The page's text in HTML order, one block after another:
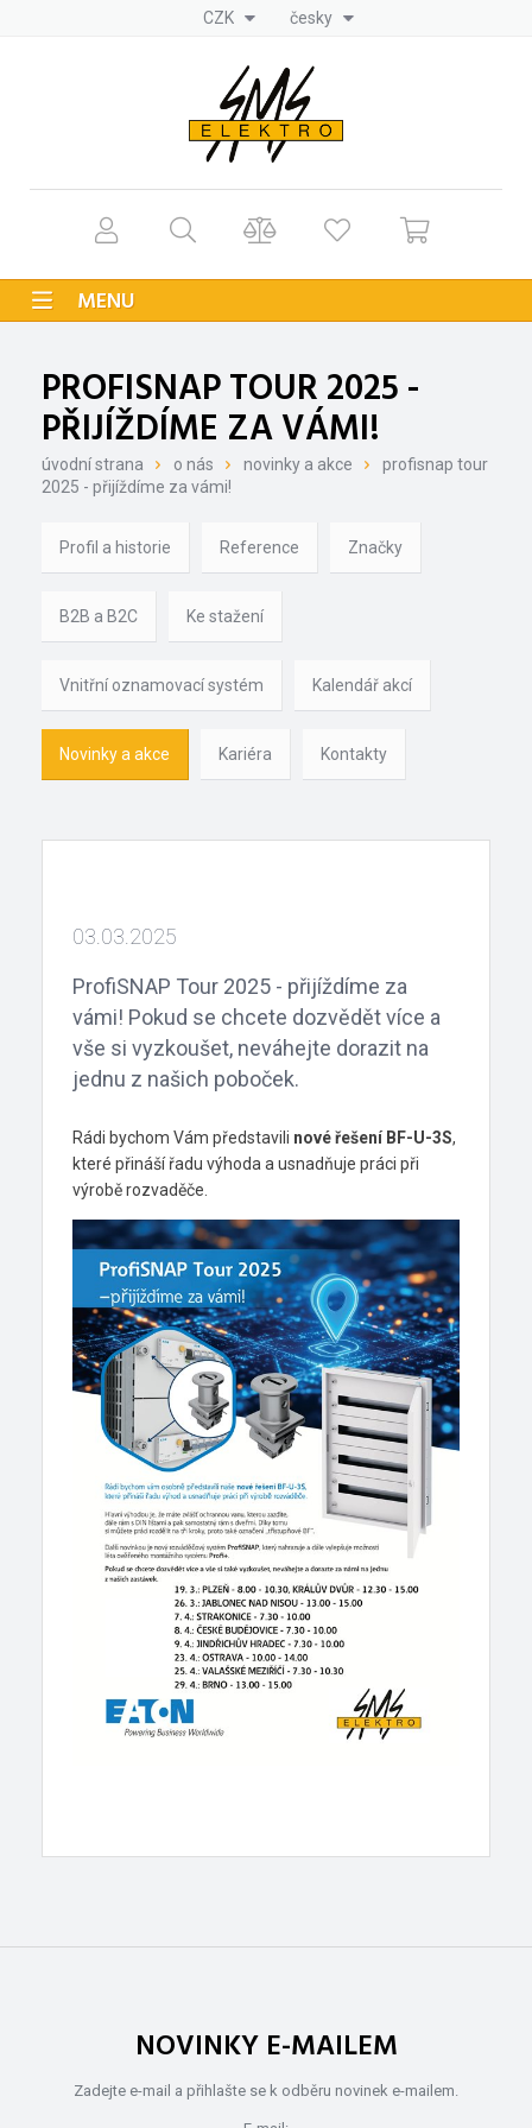
CZK česky
MENU
PROFISNAP TOUR 2025 -
PŘIJÍŽDÍME ZA VÁMI!
úvodní strana o nás novinky a akce
profisnap tour
2025 - přijíždíme za vámi!
Profil a historie Reference Značky
B2B a B2C Ke stažení
Vnitřní oznamovací systém Kalendář akcí
Novinky a akce Kariéra Kontakty
03.03.2025
ProfiSNAP Tour 2025 - přijíždíme za
vámi! Pokud se chcete dozvědět více a
vše si vyzkoušet, neváhejte dorazit na
jednu z našich poboček.
Rádi bychom Vám představili nové řešení BF-U-3S,
které přináší řadu výhoda a usnadňuje práci při
výrobě rozvaděče.
NOVINKY E-MAILEM
Zadejte e-mail a přihlašte se k odběru novinek e-mailem.